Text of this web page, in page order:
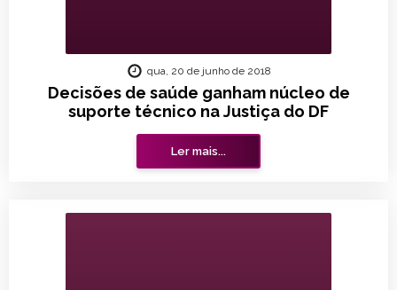
Decisões de saúde ganham núcleo de
suporte técnico na Justiça do DF
qua, 20 de junho de 2018
Ler mais...